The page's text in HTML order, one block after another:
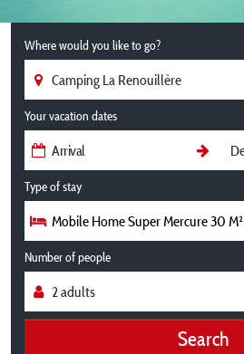
Where would you like to go?
Your vacation dates
Type of stay
Mobile Home Super Mercure 30 M²
Number of people
Search